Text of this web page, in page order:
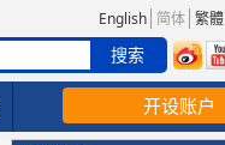
English 简体 繁體
开设账户